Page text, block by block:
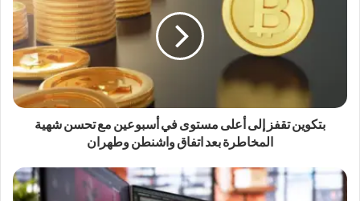
بتكوين تقفز إلى أعلى مستوى في أسبوعين مع تحسن شهية
المخاطرة بعد اتفاق واشنطن وطهران